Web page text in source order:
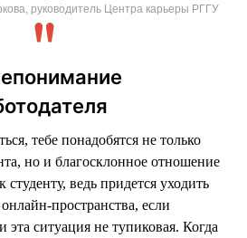
руководитель Центра карьеры РГГУ
тебе понадобятся не только
но и благосклонное отношение
студенту, ведь придется уходить
пространства, если
эта ситуация не тупиковая. Когда